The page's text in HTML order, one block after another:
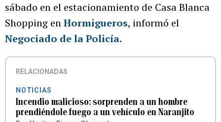
sábado en el estacionamiento de Casa Blanca
Shopping enHormigueros, informó el
Negociado de la Policía.
RELACIONADAS
NOTICIAS
Incendio malicioso: sorprenden a un hombre
prendiéndole fuego a un vehículo en Naranjito